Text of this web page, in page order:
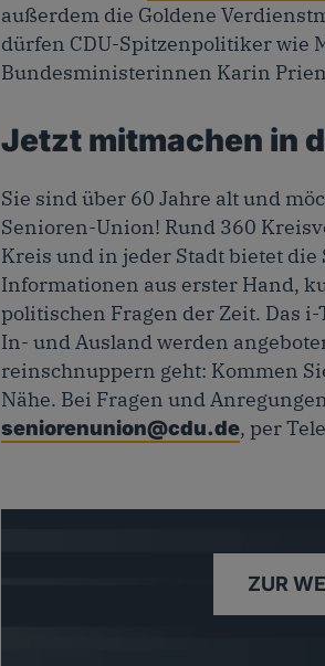
außerdem die Goldene
dürfen CDU-Spitzenpolitiker wie
Bundesministerinnen Karin
Jetzt mitmachen in
Sie sind über 60 Jahre alt und
Senioren-Union! Rund 360
Kreis und in jeder Stadt bietet
Informationen aus erster Hand,
politischen Fragen der Zeit. Das
In- und Ausland werden
reinschnuppern geht: Kommen
Nähe. Bei Fragen und
seniorenunion@cdu.de, per
ZUR